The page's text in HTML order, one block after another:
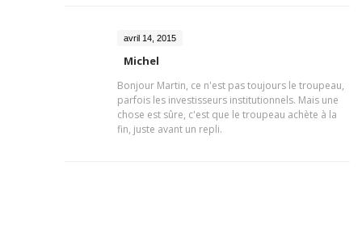
avril 14, 2015
Michel
Bonjour Martin, ce n'est pas toujours le troupeau,
parfois les investisseurs institutionnels. Mais une
chose est sûre, c'est que le troupeau achète à la
fin, juste avant un repli.